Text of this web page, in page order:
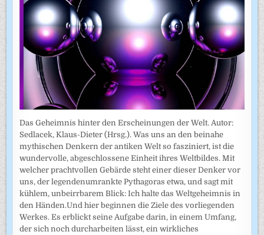
Das Geheimnis hinter den Erscheinungen der Welt. Autor:
Sedlacek, Klaus-Dieter (Hrsg.). Was uns an den beinahe
mythischen Denkern der antiken Welt so fasziniert, ist die
wundervolle, abgeschlossene Einheit ihres Weltbildes. Mit
welcher prachtvollen Gebärde steht einer dieser Denker vor
uns, der legendenumrankte Pythagoras etwa, und sagt mit
kühlem, unbeirrbarem Blick: Ich halte das Weltgeheimnis in
den Händen.Und hier beginnen die Ziele des vorliegenden
Werkes. Es erblickt seine Aufgabe darin, in einem Umfang,
der sich noch durcharbeiten lässt, ein wirkliches